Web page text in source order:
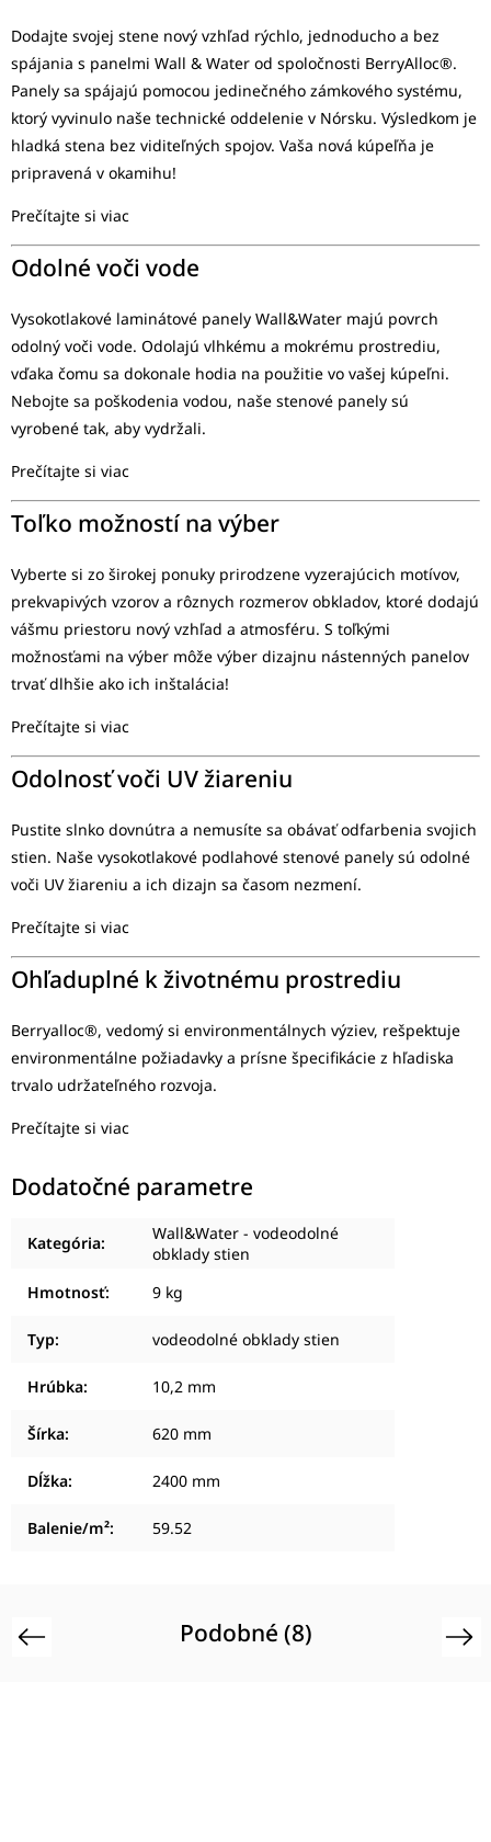
Dodajte svojej stene nový vzhľad rýchlo, jednoducho a bez
spájania s panelmi Wall & Water od spoločnosti BerryAlloc®.
Panely sa spájajú pomocou jedinečného zámkového systému,
ktorý vyvinulo naše technické oddelenie v Nórsku. Výsledkom je
hladká stena bez viditeľných spojov. Vaša nová kúpeľňa je
pripravená v okamihu!
Prečítajte si viac
Odolné voči vode
Vysokotlakové laminátové panely Wall&Water majú povrch
odolný voči vode. Odolajú vlhkému a mokrému prostrediu,
vďaka čomu sa dokonale hodia na použitie vo vašej kúpeľni.
Nebojte sa poškodenia vodou, naše stenové panely sú
vyrobené tak, aby vydržali.
Prečítajte si viac
Toľko možností na výber
Vyberte si zo širokej ponuky prirodzene vyzerajúcich motívov,
prekvapivých vzorov a rôznych rozmerov obkladov, ktoré dodajú
vášmu priestoru nový vzhľad a atmosféru. S toľkými
možnosťami na výber môže výber dizajnu nástenných panelov
trvať dlhšie ako ich inštalácia!
Prečítajte si viac
Odolnosť voči UV žiareniu
Pustite slnko dovnútra a nemusíte sa obávať odfarbenia svojich
stien. Naše vysokotlakové podlahové stenové panely sú odolné
voči UV žiareniu a ich dizajn sa časom nezmení.
Prečítajte si viac
Ohľaduplné k životnému prostrediu
Berryalloc®, vedomý si environmentálnych výziev, rešpektuje
environmentálne požiadavky a prísne špecifikácie z hľadiska
trvalo udržateľného rozvoja.
Prečítajte si viac
Dodatočné parametre
Kategória:
Wall&Water - vodeodolné
obklady stien
Hmotnosť: 9 kg
Typ: vodeodolné obklady stien
Hrúbka: 10,2 mm
Šírka: 620 mm
Dĺžka: 2400 mm
Balenie/m²: 59.52
Podobné (8)
Previous Next